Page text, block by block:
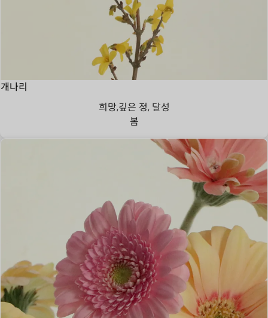
개나리
희망,깊은 정, 달성
봄